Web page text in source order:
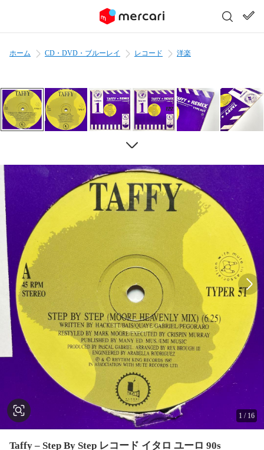
ホーム CD・DVD・ブルーレイ レコード 洋楽
1 / 16
Taffy – Step By Step レコード イタロ ユーロ 90s